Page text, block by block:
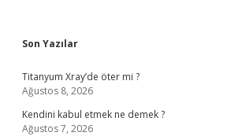
Sidebar
Son Yazılar
Titanyum Xray’de öter mi ?
Ağustos 8, 2026
Kendini kabul etmek ne demek ?
Ağustos 7, 2026